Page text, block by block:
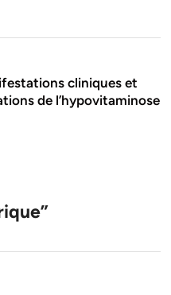
cliniques et
de l’hypovitaminose
”